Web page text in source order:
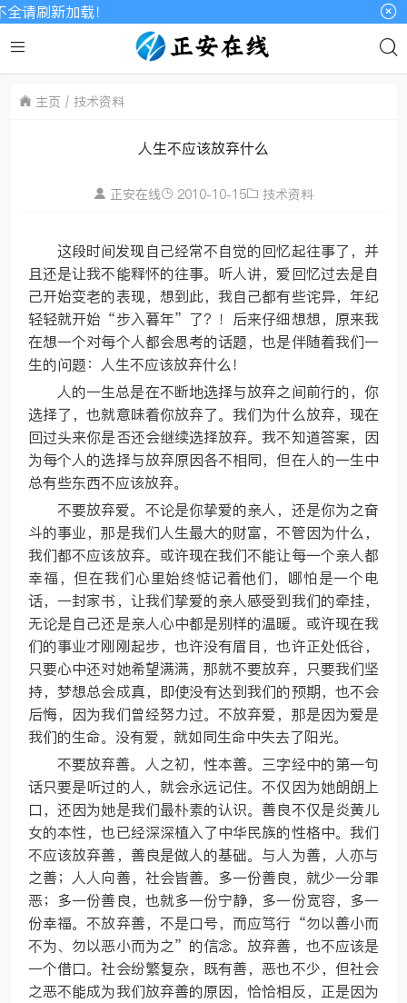
新加载！
主页 技术资料
人生不应该放弃什么
正安在线 2010-10-15 技术资料
这段时间发现自己经常不自觉的回忆起往事了，并
且还是让我不能释怀的往事。听人讲，爱回忆过去是自
己开始变老的表现，想到此，我自己都有些诧异，年纪
轻轻就开始“步入暮年”了？！后来仔细想想，原来我
在想一个对每个人都会思考的话题，也是伴随着我们一
生的问题：人生不应该放弃什么！
人的一生总是在不断地选择与放弃之间前行的，你
选择了，也就意味着你放弃了。我们为什么放弃，现在
回过头来你是否还会继续选择放弃。我不知道答案，因
为每个人的选择与放弃原因各不相同，但在人的一生中
总有些东西不应该放弃。
不要放弃爱。不论是你挚爱的亲人，还是你为之奋
斗的事业，那是我们人生最大的财富，不管因为什么，
我们都不应该放弃。或许现在我们不能让每一个亲人都
幸福，但在我们心里始终惦记着他们，哪怕是一个电
话，一封家书，让我们挚爱的亲人感受到我们的牵挂，
无论是自己还是亲人心中都是别样的温暖。或许现在我
们的事业才刚刚起步，也许没有眉目，也许正处低谷，
只要心中还对她希望满满，那就不要放弃，只要我们坚
持，梦想总会成真，即使没有达到我们的预期，也不会
后悔，因为我们曾经努力过。不放弃爱，那是因为爱是
我们的生命。没有爱，就如同生命中失去了阳光。
不要放弃善。人之初，性本善。三字经中的第一句
话只要是听过的人，就会永远记住。不仅因为她朗朗上
口，还因为她是我们最朴素的认识。善良不仅是炎黄儿
女的本性，也已经深深植入了中华民族的性格中。我们
不应该放弃善，善良是做人的基础。与人为善，人亦与
之善；人人向善，社会皆善。多一份善良，就少一分罪
恶；多一份善良，也就多一份宁静，多一份宽容，多一
份幸福。不放弃善，不是口号，而应笃行“勿以善小而
不为、勿以恶小而为之”的信念。放弃善，也不应该是
一个借口。社会纷繁复杂，既有善，恶也不少，但社会
之恶不能成为我们放弃善的原因，恰恰相反，正是因为